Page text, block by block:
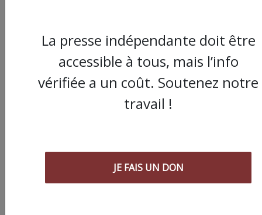
Marmaris en Turquie
La presse indépendante doit être
accessible à tous, mais l’info
vérifiée a un coût. Soutenez notre
travail !
JE FAIS UN DON